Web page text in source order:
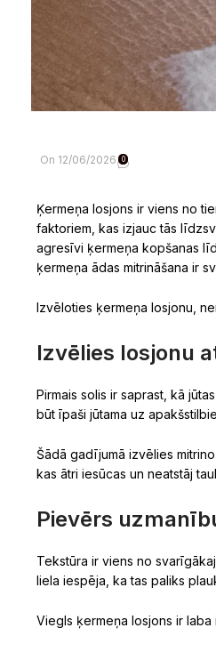
On 12/06/2026 0
Ķermeņa losjons ir viens no
faktoriem, kas izjauc tās
agresīvi ķermeņa kopšanas
ķermeņa ādas mitrināšana ir
Izvēloties ķermeņa losjonu,
Izvēlies losjonu
Pirmais solis ir saprast, kā
būt īpaši jūtama uz
Šādā gadījumā izvēlies
kas ātri iesūcas un neatstāj
Pievērs
Tekstūra ir viens no
liela iespēja, ka tas paliks
Viegls ķermeņa losjons ir